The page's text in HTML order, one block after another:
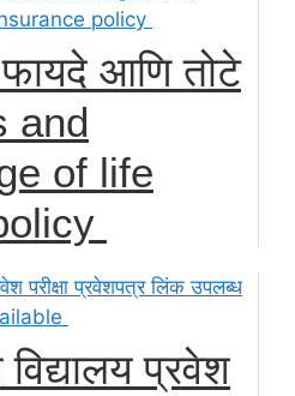
फायदे आणि तोटे
and
of life
प्रवेश